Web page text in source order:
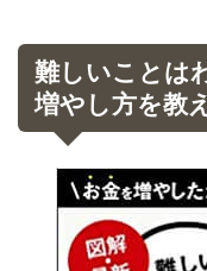
難しいことは
増やし方を教